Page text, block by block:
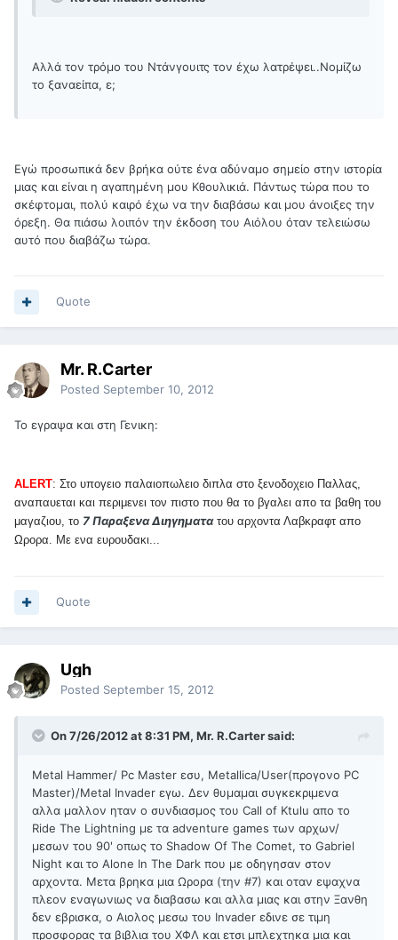
Αλλά τον τρόμο του Ντάνγουιτς τον έχω λατρέψει..Νομίζω
το ξαναείπα, ε;
Εγώ προσωπικά δεν βρήκα ούτε ένα αδύναμο σημείο στην ιστορία
μιας και είναι η αγαπημένη μου Κθουλικιά. Πάντως τώρα που το
σκέφτομαι, πολύ καιρό έχω να την διαβάσω και μου άνοιξες την
όρεξη. Θα πιάσω λοιπόν την έκδοση του Αιόλου όταν τελειώσω
αυτό που διαβάζω τώρα.
Quote
Mr. R.Carter
Posted September 10, 2012
Το εγραψα και στη Γενικη:
ALERT: Στο υπογειο παλαιοπωλειο διπλα στο ξενοδοχειο Παλλας,
αναπαυεται και περιμενει τον πιστο που θα το βγαλει απο τα βαθη του
μαγαζιου, το 7 Παραξενα Διηγηματατου αρχοντα Λαβκραφτ απο
Ωρορα. Με ενα ευρουδακι...
Quote
Ugh
Posted September 15, 2012
On 7/26/2012 at 8:31 PM, Mr. R.Carter said:
Metal Hammer/ Pc Master εσυ, Metallica/User(προγονο PC
Master)/Μetal Invader εγω. Δεν θυμαμαι συγκεκριμενα
αλλα μαλλον ηταν ο συνδιασμος του Call of Ktulu απο το
Ride The Lightning με τα adventure games των αρχων/
μεσων του 90' oπως το Shadow Of The Comet, το Gabriel
Night και το Alone In The Dark που με οδηγησαν στον
αρχοντα. Μετα βρηκα μια Ωρορα (την #7) και οταν εψαχνα
πλεον εναγωνιως να διαβασω και αλλα μιας και στην Ξανθη
δεν εβρισκα, ο Αιολος μεσω του Invader εδινε σε τιμη
προσφορας τα βιβλια του ΧΦΛ και ετσι μπλεχτηκα μια και